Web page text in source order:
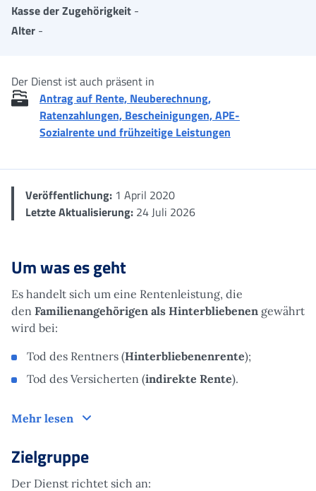
Kasse der Zugehörigkeit -
Alter -
Der Dienst ist auch präsent in
Antrag auf Rente, Neuberechnung,
Ratenzahlungen, Bescheinigungen, APE-
Sozialrente und frühzeitige Leistungen
Veröffentlichung: 1 April 2020
Letzte Aktualisierung: 24 Juli 2026
Um was es geht
Es handelt sich um eine Rentenleistung, die
den Familienangehörigen als Hinterbliebenen gewährt
wird bei:
Tod des Rentners (Hinterbliebenenrente);
Tod des Versicherten (indirekte Rente).
Mehr lesen Um was es geht
Zielgruppe
Der Dienst richtet sich an: